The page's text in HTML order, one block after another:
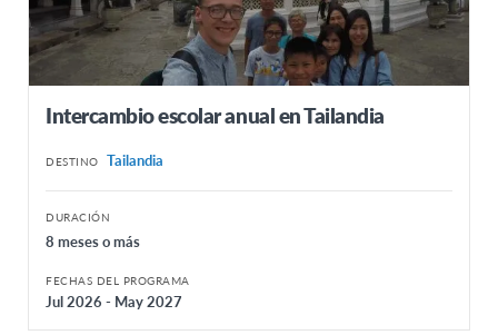
Intercambio escolar anual en Tailandia
DESTINO Tailandia
DURACIÓN
8 meses o más
FECHAS DEL PROGRAMA
Jul 2026 - May 2027